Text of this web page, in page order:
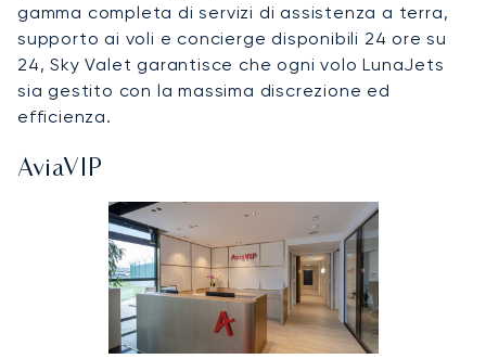
gamma completa di servizi di assistenza a terra,
supporto ai voli e concierge disponibili 24 ore su
24, Sky Valet garantisce che ogni volo LunaJets
sia gestito con la massima discrezione ed
efficienza.
AviaVIP